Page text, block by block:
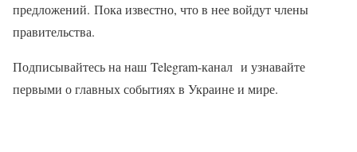
предложений. Пока известно, что в нее войдут члены
правительства.
Подписывайтесь на наш Telegram-канал и узнавайте
первыми о главных событиях в Украине и мире.